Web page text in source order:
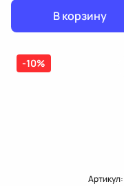
В корзину
-10%
Артикул: